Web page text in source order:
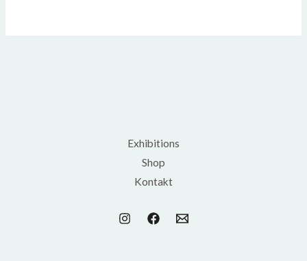
Exhibitions
Shop
Kontakt